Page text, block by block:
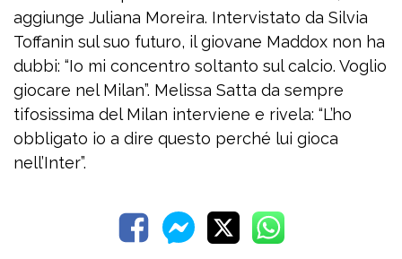
aggiunge Juliana Moreira. Intervistato da Silvia
Toffanin sul suo futuro, il giovane Maddox non ha
dubbi: “Io mi concentro soltanto sul calcio. Voglio
giocare nel Milan”. Melissa Satta da sempre
tifosissima del Milan interviene e rivela: “L’ho
obbligato io a dire questo perché lui gioca
nell’Inter”.